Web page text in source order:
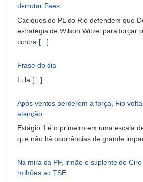
derrotar Paes
Caciques do PL do Rio defendem que
estratégia de Wilson Witzel para forçar
contra [...]
Frase do dia
Lula [...]
Após ventos perderem a força, Rio
atenção
Estágio 1 é o primeiro em uma escala
que não há ocorrências de grande
Na mira da PF, irmão e suplente de
milhões ao TSE